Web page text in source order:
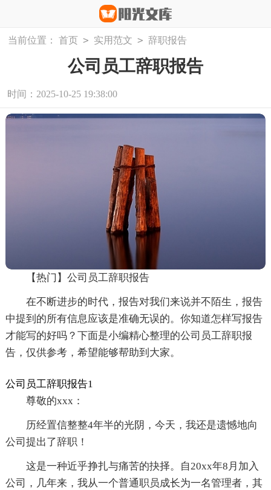
当前位置： 首页 > 实用范文 > 辞职报告
公司员工辞职报告
时间：2025-10-25 19:38:00
【热门】公司员工辞职报告
在不断进步的时代，报告对我们来说并不陌生，报告
中提到的所有信息应该是准确无误的。你知道怎样写报告
才能写的好吗？下面是小编精心整理的公司员工辞职报
告，仅供参考，希望能够帮助到大家。
公司员工辞职报告1
尊敬的xxx：
历经置信整整4年半的光阴，今天，我还是遗憾地向
公司提出了辞职！
这是一种近乎挣扎与痛苦的抉择。自20xx年8月加入
公司，几年来，我从一个普通职员成长为一名管理者，其